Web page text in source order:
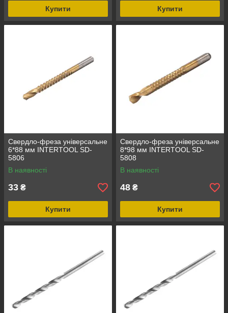
Купити Купити
Свердло-фреза універсальне
6*88 мм INTERTOOL SD-
5806
В наявності
33 ₴
Купити
Свердло-фреза універсальне
8*98 мм INTERTOOL SD-
5808
В наявності
48 ₴
Купити